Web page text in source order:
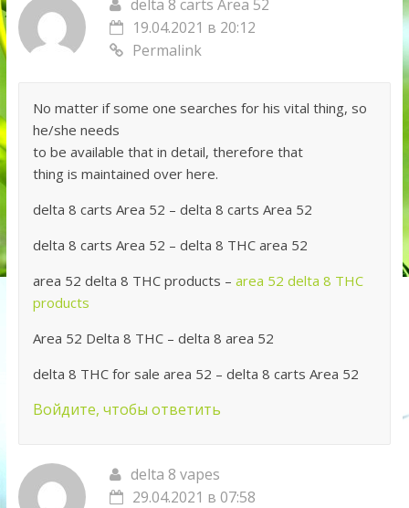
delta 8 carts Area 52
19.04.2021 в 20:12
Permalink
No matter if some one searches for his vital thing, so
he/she needs
to be available that in detail, therefore that
thing is maintained over here.
delta 8 carts Area 52 – delta 8 carts Area 52
delta 8 carts Area 52 – delta 8 THC area 52
area 52 delta 8 THC products – area 52 delta 8 THC
products
Area 52 Delta 8 THC – delta 8 area 52
delta 8 THC for sale area 52 – delta 8 carts Area 52
Войдите, чтобы ответить
delta 8 vapes
29.04.2021 в 07:58